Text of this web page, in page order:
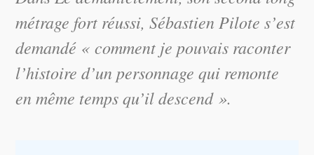
métrage fort réussi, Sébastien Pilote s’est
demandé « comment je pouvais raconter
l’histoire d’un personnage qui remonte
en même temps qu’il descend ».